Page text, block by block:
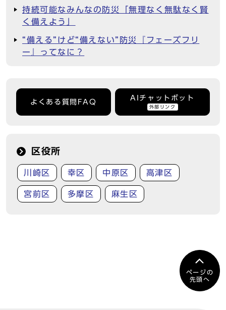
持続可能なみんなの防災「無理なく無駄なく賢
く備えよう」
“備える”けど“備えない”防災『フェーズフリ
ー』ってなに？
よくある質問FAQ
AIチャットボット
外部リンク
区役所
川崎区 幸区 中原区 高津区
宮前区 多摩区 麻生区
ページの
先頭へ